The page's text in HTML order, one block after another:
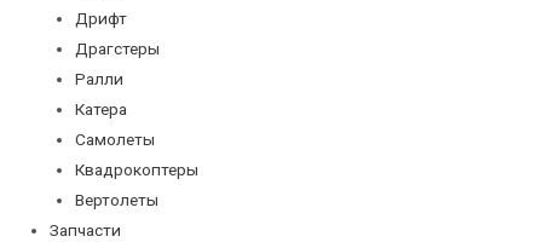
Дрифт
Драгстеры
Ралли
Катера
Самолеты
Квадрокоптеры
Вертолеты
Запчасти